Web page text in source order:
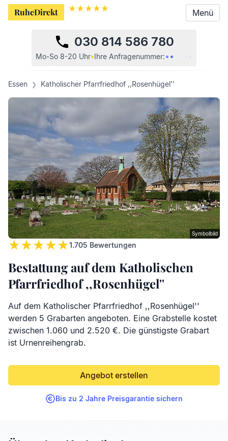
RuheDirekt Menü
030 814 586 780
Mo-So 8-20 Uhr•Ihre Anfragenummer:• •
RuheDirekt Menü
Essen Katholischer Pfarrfriedhof ,,Rosenhügel''
1.705 Bewertungen
Bestattung auf dem Katholischen
Pfarrfriedhof ,,Rosenhügel''
Auf dem Katholischer Pfarrfriedhof ,,Rosenhügel''
werden 5 Grabarten angeboten. Eine Grabstelle kostet
zwischen 1.060 und 2.520 €. Die günstigste Grabart
ist Urnenreihengrab.
Angebot erstellen
Bis zu 2 Jahre Preisgarantie sichern
Symbolbild